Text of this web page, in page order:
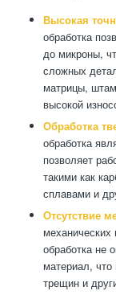
Высокая
обработка
до микроны,
сложных
матрицы,
высокой
Обработка
обработка
позволяет
такими как
сплавами и
Отсутствие
механических
обработка не
материал, что
трещин и